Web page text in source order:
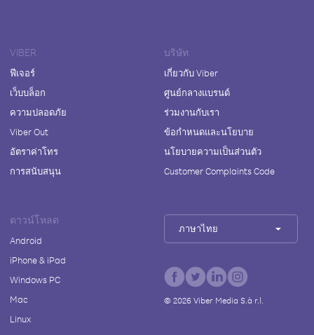
VIBER
ฟีเจอร์
เว็บบล็อก
ความปลอดภัย
Viber Out
อัตราค่าโทร
การสนับสนุน
บริษัท
เกี่ยวกับ Viber
ศูนย์กลางแบรนด์
ร่วมงานกับเรา
ข้อกำหนดและนโยบาย
นโยบายความเป็นส่วนตัว
Customer Complaints Code
ดาวน์โหลด
Android
iPhone & iPad
Windows PC
Mac
Linux
ภาษาไทย
© 2026Viber Media S.à r.l.